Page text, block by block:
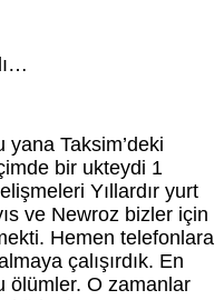
yana Taksim’deki
bir ukteydi 1
Yıllardır yurt
ve Newroz bizler için
Hemen telefonlara
çalışırdık. En
ölümler. O zamanlar